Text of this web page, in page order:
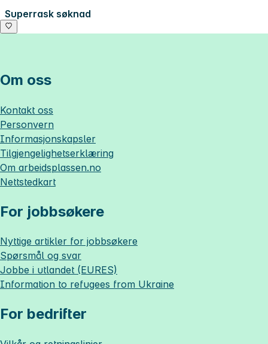
Superrask søknad
Om oss
Kontakt oss
Personvern
Informasjonskapsler
Tilgjengelighetserklæring
Om arbeidsplassen.no
Nettstedkart
For jobbsøkere
Nyttige artikler for jobbsøkere
Spørsmål og svar
Jobbe i utlandet (EURES)
Information to refugees from Ukraine
For bedrifter